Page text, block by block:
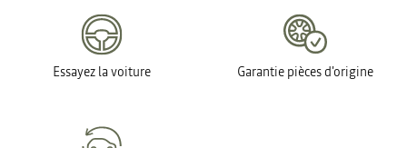
Essayez la voiture Garantie pièces d'origine